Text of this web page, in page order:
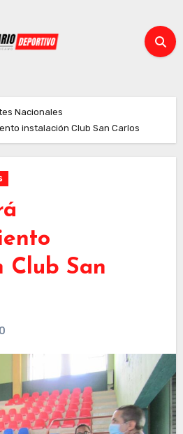
Nacionales
instalación Club San Carlos
Club San